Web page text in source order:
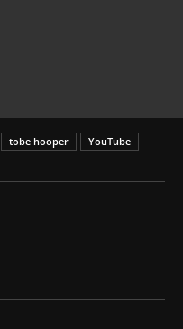
tobe hooper YouTube